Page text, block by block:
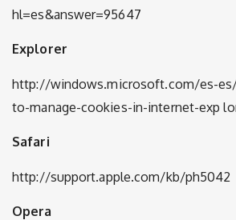
hl=es&answer=95647
Explorer
http://windows.microsoft.com/es-
to-manage-cookies-in-internet-exp
Safari
http://support.apple.com/kb/ph5042
Opera